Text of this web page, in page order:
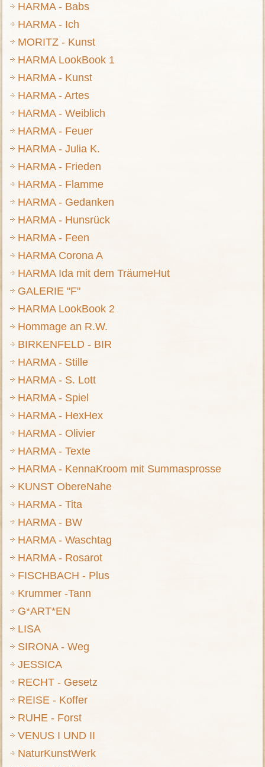
HARMA - Babs
HARMA - Ich
MORITZ - Kunst
HARMA LookBook 1
HARMA - Kunst
HARMA - Artes
HARMA - Weiblich
HARMA - Feuer
HARMA - Julia K.
HARMA - Frieden
HARMA - Flamme
HARMA - Gedanken
HARMA - Hunsrück
HARMA - Feen
HARMA Corona A
HARMA Ida mit dem TräumeHut
GALERIE "F"
HARMA LookBook 2
Hommage an R.W.
BIRKENFELD - BIR
HARMA - Stille
HARMA - S. Lott
HARMA - Spiel
HARMA - HexHex
HARMA - Olivier
HARMA - Texte
HARMA - KennaKroom mit Summasprosse
KUNST ObereNahe
HARMA - Tita
HARMA - BW
HARMA - Waschtag
HARMA - Rosarot
FISCHBACH - Plus
Krummer -Tann
G*ART*EN
LISA
SIRONA - Weg
JESSICA
RECHT - Gesetz
REISE - Koffer
RUHE - Forst
VENUS I UND II
NaturKunstWerk